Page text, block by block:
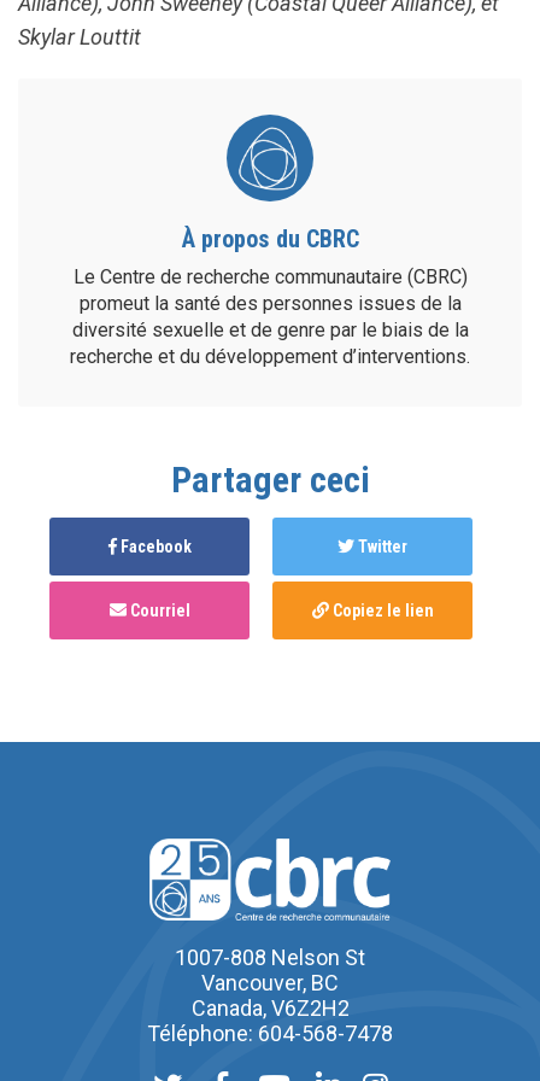
Skylar Louttit
À propos du CBRC
Le Centre de recherche communautaire (CBRC)
promeut la santé des personnes issues de la
diversité sexuelle et de genre par le biais de la
recherche et du développement d’interventions.
Partager ceci
Facebook Twitter
Courriel Copiez le lien
1007-808 Nelson St
Vancouver, BC
Canada, V6Z2H2
Téléphone: 604-568-7478